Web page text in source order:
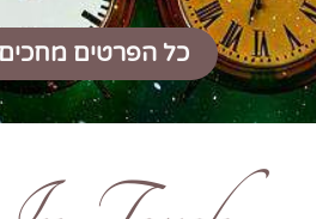
כל הפרטים